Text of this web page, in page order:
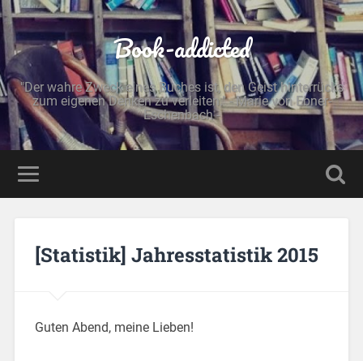
Book-addicted
"Der wahre Zweck eines Buches ist, den Geist hinterrücks
zum eigenen Denken zu verleiten." - Marie von Ebner-
Eschenbach -
[Statistik] Jahresstatistik 2015
Guten Abend, meine Lieben!